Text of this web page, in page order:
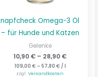
napfcheck Omega-3 Öl
– für Hunde und Katzen
Gelenke
10,90 € – 28,90 €
109,00 € – 57,80 € / l
zzgl.Versandkosten